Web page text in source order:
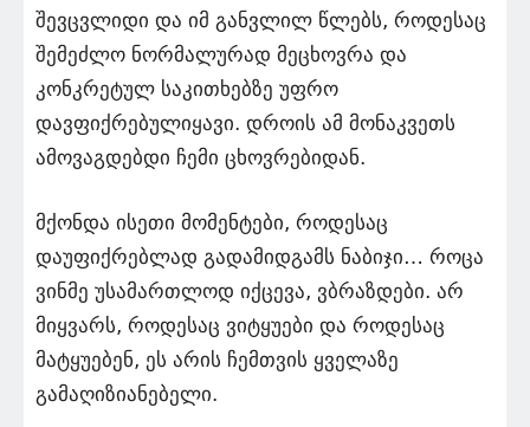
შევცვლიდი და იმ განვლილ წლებს, როდესაც
შემეძლო ნორმალურად მეცხოვრა და
კონკრეტულ საკითხებზე უფრო
დავფიქრებულიყავი. დროის ამ მონაკვეთს
ამოვაგდებდი ჩემი ცხოვრებიდან.
მქონდა ისეთი მომენტები, როდესაც
დაუფიქრებლად გადამიდგამს ნაბიჯი… როცა
ვინმე უსამართლოდ იქცევა, ვბრაზდები. არ
მიყვარს, როდესაც ვიტყუები და როდესაც
მატყუებენ, ეს არის ჩემთვის ყველაზე
გამაღიზიანებელი.